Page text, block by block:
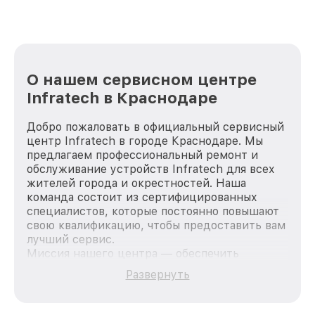
О нашем сервисном центре
Infratech в Краснодаре
Добро пожаловать в официальный сервисный
центр Infratech в городе Краснодаре. Мы
предлагаем профессиональный ремонт и
обслуживание устройств Infratech для всех
жителей города и окрестностей. Наша
команда состоит из сертифицированных
специалистов, которые постоянно повышают
свою квалификацию, чтобы предоставить вам
лучший сервис.
Миссия нашего центра — обеспечить
качественный и доступный ремонт для
каждого пользователя продукции Infratech,
Развернуть